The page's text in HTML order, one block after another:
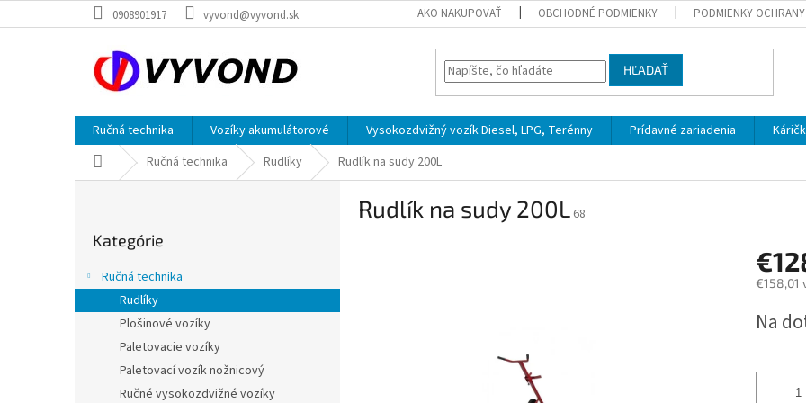
na
0908901917 vyvond@vyvond.sk AKO NAKUPOVAŤ OBCHODNÉ PODMIENKY PODMIENKY OCHRANY
HĽADAŤ
Ručná technika Vozíky akumulátorové Vysokozdvižný vozík Diesel, LPG, Terénny Prídavné zariadenia
DomovRučná technika Rudlíky Rudlík na sudy 200L
p
a
kategórie
Kategórie
Ručná technika
Rudlíky
Plošinové vozíky
Paletovacie vozíky
Paletovací vozík nožnicový
Ručné vysokozdvižné vozíky
Rudlík na sudy 200L 68
€158,01
cena:
Na